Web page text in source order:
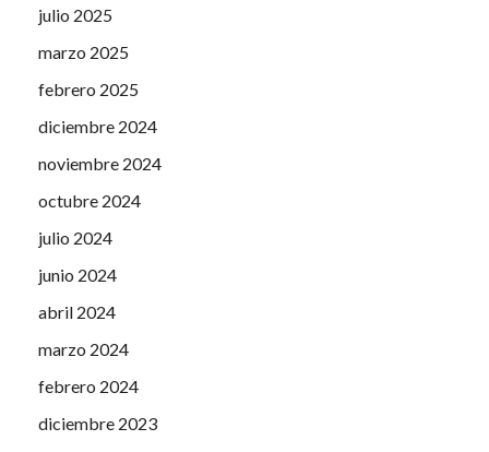
julio 2025
marzo 2025
febrero 2025
diciembre 2024
noviembre 2024
octubre 2024
julio 2024
junio 2024
abril 2024
marzo 2024
febrero 2024
diciembre 2023